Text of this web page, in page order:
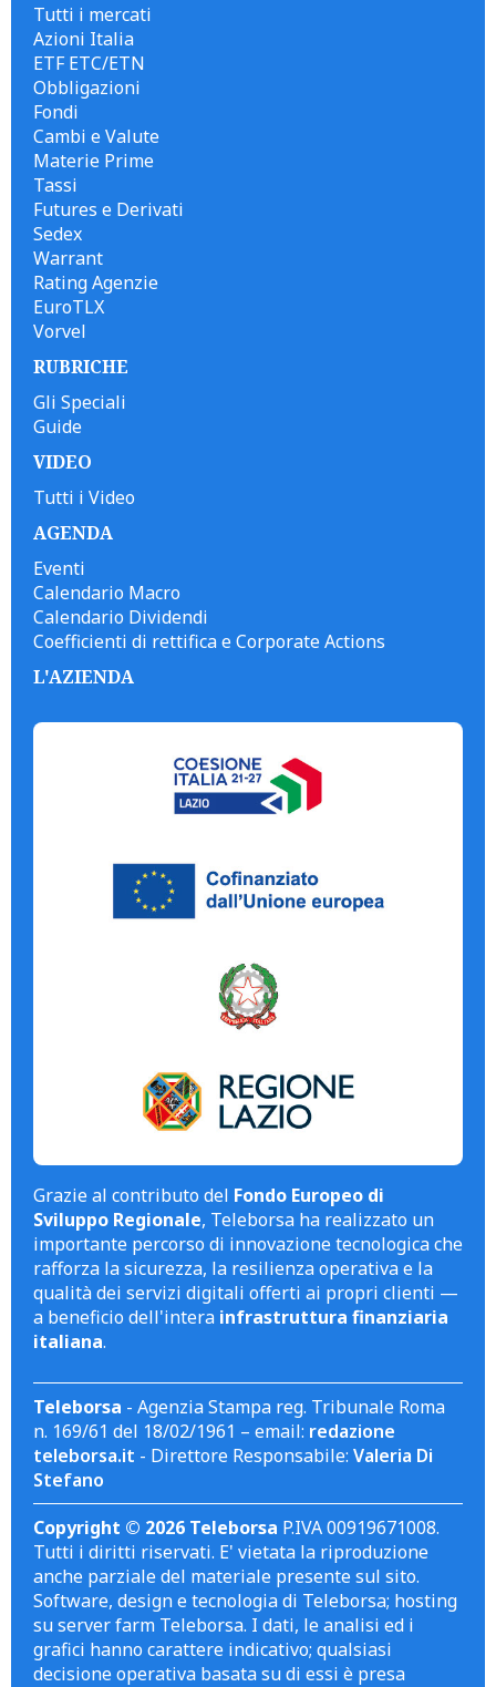
Tutti i mercati
Azioni Italia
ETF ETC/ETN
Obbligazioni
Fondi
Cambi e Valute
Materie Prime
Tassi
Futures e Derivati
Sedex
Warrant
Rating Agenzie
EuroTLX
Vorvel
RUBRICHE
Gli Speciali
Guide
VIDEO
Tutti i Video
AGENDA
Eventi
Calendario Macro
Calendario Dividendi
Coefficienti di rettifica e Corporate Actions
L'AZIENDA
Grazie al contributo del Fondo Europeo di
Sviluppo Regionale, Teleborsa ha realizzato un
importante percorso di innovazione tecnologica che
rafforza la sicurezza, la resilienza operativa e la
qualità dei servizi digitali offerti ai propri clienti —
a beneficio dell'intera infrastruttura finanziaria
italiana.
Teleborsa - Agenzia Stampa reg. Tribunale Roma
n. 169/61 del 18/02/1961 – email: redazione
teleborsa.it - Direttore Responsabile: Valeria Di
Stefano
Copyright © 2026 Teleborsa P.IVA 00919671008.
Tutti i diritti riservati. E' vietata la riproduzione
anche parziale del materiale presente sul sito.
Software, design e tecnologia di Teleborsa; hosting
su server farm Teleborsa. I dati, le analisi ed i
grafici hanno carattere indicativo; qualsiasi
decisione operativa basata su di essi è presa